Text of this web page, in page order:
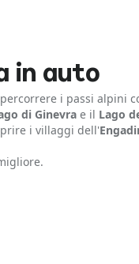
in auto
i passi alpini
di Ginevra e il Lago
i villaggi dell'